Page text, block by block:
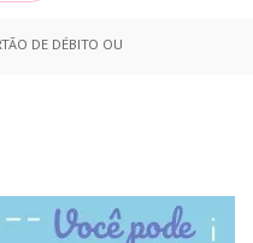
DE DÉBITO OU